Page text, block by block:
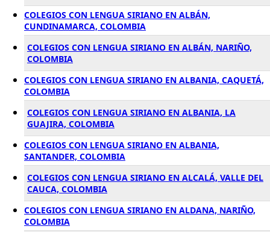
COLEGIOS CON LENGUA SIRIANO EN ALBÁN,
CUNDINAMARCA, COLOMBIA
COLEGIOS CON LENGUA SIRIANO EN ALBÁN, NARIÑO,
COLOMBIA
COLEGIOS CON LENGUA SIRIANO EN ALBANIA, CAQUETÁ,
COLOMBIA
COLEGIOS CON LENGUA SIRIANO EN ALBANIA, LA
GUAJIRA, COLOMBIA
COLEGIOS CON LENGUA SIRIANO EN ALBANIA,
SANTANDER, COLOMBIA
COLEGIOS CON LENGUA SIRIANO EN ALCALÁ, VALLE DEL
CAUCA, COLOMBIA
COLEGIOS CON LENGUA SIRIANO EN ALDANA, NARIÑO,
COLOMBIA